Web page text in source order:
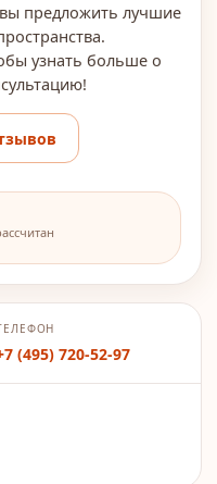
предложить лучшие
узнать больше о
(495) 720-52-97